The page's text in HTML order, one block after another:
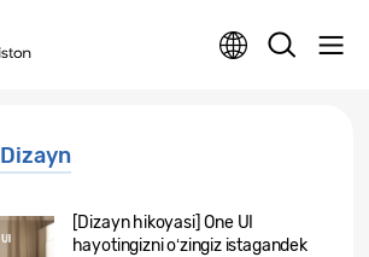
Dizayn
[Dizayn hikoyasi] One UI
hayotingizni oʻzingiz istagandek